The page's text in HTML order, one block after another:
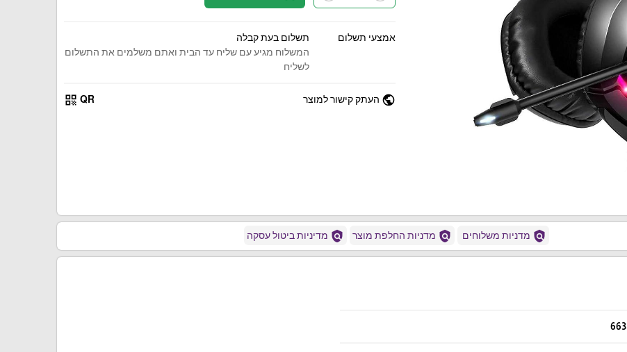
אמצעי תשלום
תשלום בעת קבלה
המשלוח מגיע עם שליח עד הבית ואתם משלמים את התשלום
לשליח
public העתק קישור למוצר QR
qr_code
policy מדניות משלוחים policy מדניות החלפת מוצר policy מדיניות ביטול עסקה
663